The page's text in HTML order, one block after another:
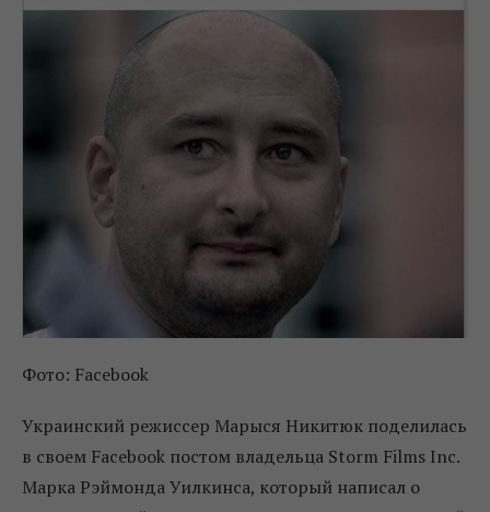
Фото: Facebook
Украинский режиссер Марыся Никитюк поделилась
в своем Facebook постом владельца Storm Films Inc.
Марка Рэймонда Уилкинса, который написал о